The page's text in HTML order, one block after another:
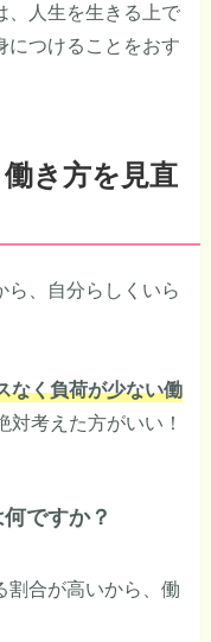
、人生を生きる上で
につけることをおす
き方を見直
ら、自分らしくいら
なく負荷が少ない働
対考えた方がいい！
ですか？
割合が高いから、働